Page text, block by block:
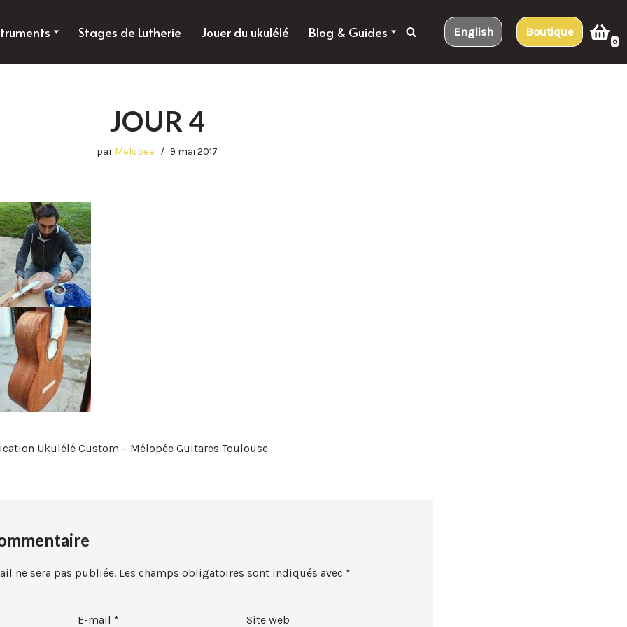
Stages de Lutherie Jouer du ukulélé Blog & Guides English Boutique
0
JOUR 4
par Melopee 9 mai 2017
Ukulélé Custom – Mélopée Guitares Toulouse
ne sera pas publiée. Les champs obligatoires sont indiqués avec *
E-mail * Site web